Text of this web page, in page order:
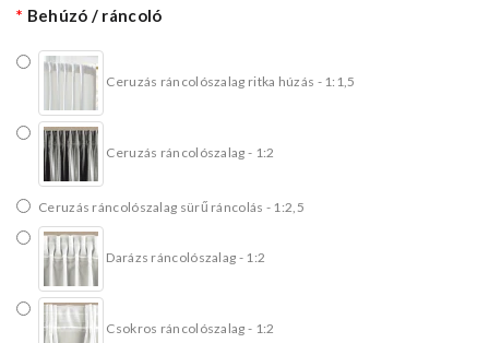
Behúzó / ráncoló
Ceruzás ráncolószalag ritka húzás - 1:1,5
Ceruzás ráncolószalag - 1:2
Ceruzás ráncolószalag sürű ráncolás - 1:2,5
Darázs ráncolószalag - 1:2
Csokros ráncolószalag - 1:2